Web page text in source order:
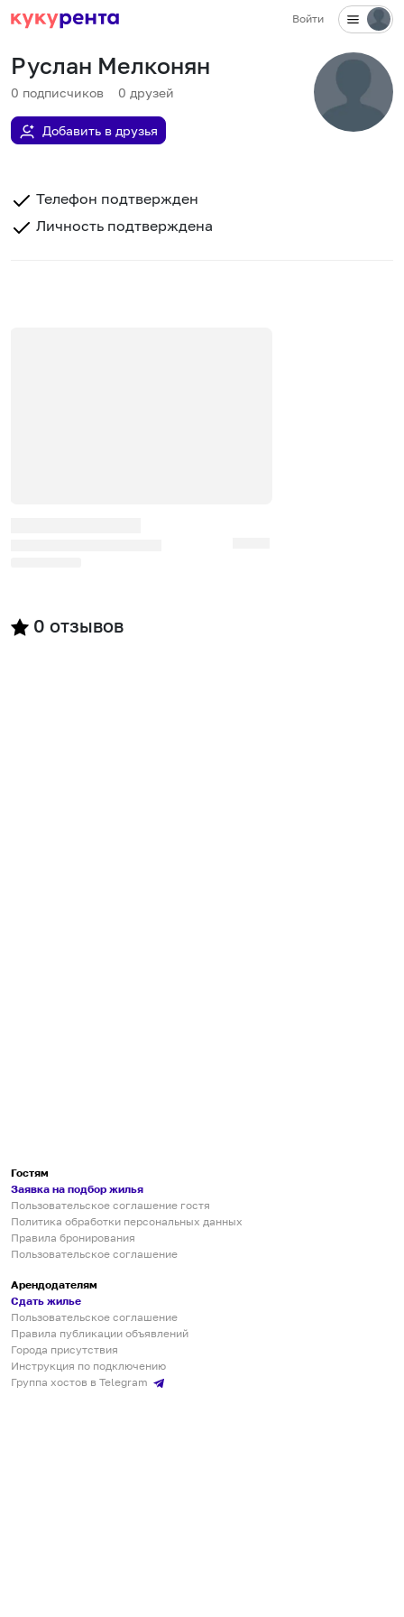
Войти
Руслан Мелконян
0 подписчиков 0 друзей
Добавить в друзья
Телефон подтвержден
Личность подтверждена
0 отзывов
Гостям
Заявка на подбор жилья
Пользовательское соглашение гостя
Политика обработки персональных данных
Правила бронирования
Пользовательское соглашение
Арендодателям
Сдать жилье
Пользовательское соглашение
Правила публикации объявлений
Города присутствия
Инструкция по подключению
Группа хостов в Telegram